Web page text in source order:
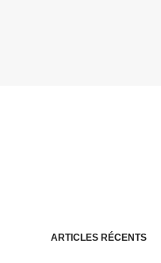
ARTICLES RÉCENTS